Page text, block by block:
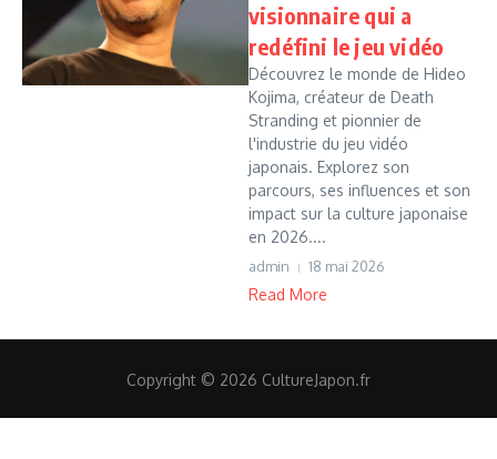
visionnaire qui a
redéfini le jeu vidéo
Découvrez le monde de Hideo
Kojima, créateur de Death
Stranding et pionnier de
l'industrie du jeu vidéo
japonais. Explorez son
parcours, ses influences et son
impact sur la culture japonaise
en 2026....
admin 18 mai 2026
Read More